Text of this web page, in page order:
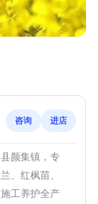
咨询 进店
颜集镇，专
、红枫苗、
工养护全产